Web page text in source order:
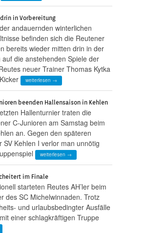
in Vorbereitung
andauernden winterlichen
befinden sich die Reutener
bereits wieder mitten drin in der
auf die anstehenden Spiele der
neuer Trainer Thomas Kytka
weiterlesen →
beenden Hallensaison in Kehlen
Hallenturnier traten die
C-Junioren am Samstag beim
an. Gegen den späteren
SV Kehlen I verlor man unnötig
weiterlesen →
im Finale
starteten Reutes AH’ler beim
des SC Michelwinnaden. Trotz
und urlaubsbedingter Ausfälle
einer schlagkräftigen Truppe